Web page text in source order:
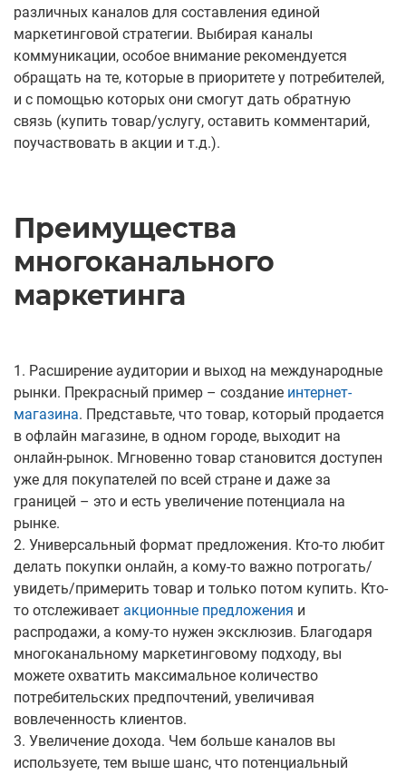
различных каналов для составления единой
маркетинговой стратегии. Выбирая каналы
коммуникации, особое внимание рекомендуется
обращать на те, которые в приоритете у потребителей,
и с помощью которых они смогут дать обратную
связь (купить товар/услугу, оставить комментарий,
поучаствовать в акции и т.д.).
Преимущества
многоканального
маркетинга
1. Расширение аудитории и выход на международные
рынки. Прекрасный пример – создание интернет-
магазина. Представьте, что товар, который продается
в офлайн магазине, в одном городе, выходит на
онлайн-рынок. Мгновенно товар становится доступен
уже для покупателей по всей стране и даже за
границей – это и есть увеличение потенциала на
рынке.
2. Универсальный формат предложения. Кто-то любит
делать покупки онлайн, а кому-то важно потрогать/
увидеть/примерить товар и только потом купить. Кто-
то отслеживает акционные предложения и
распродажи, а кому-то нужен эксклюзив. Благодаря
многоканальному маркетинговому подходу, вы
можете охватить максимальное количество
потребительских предпочтений, увеличивая
вовлеченность клиентов.
3. Увеличение дохода. Чем больше каналов вы
используете, тем выше шанс, что потенциальный